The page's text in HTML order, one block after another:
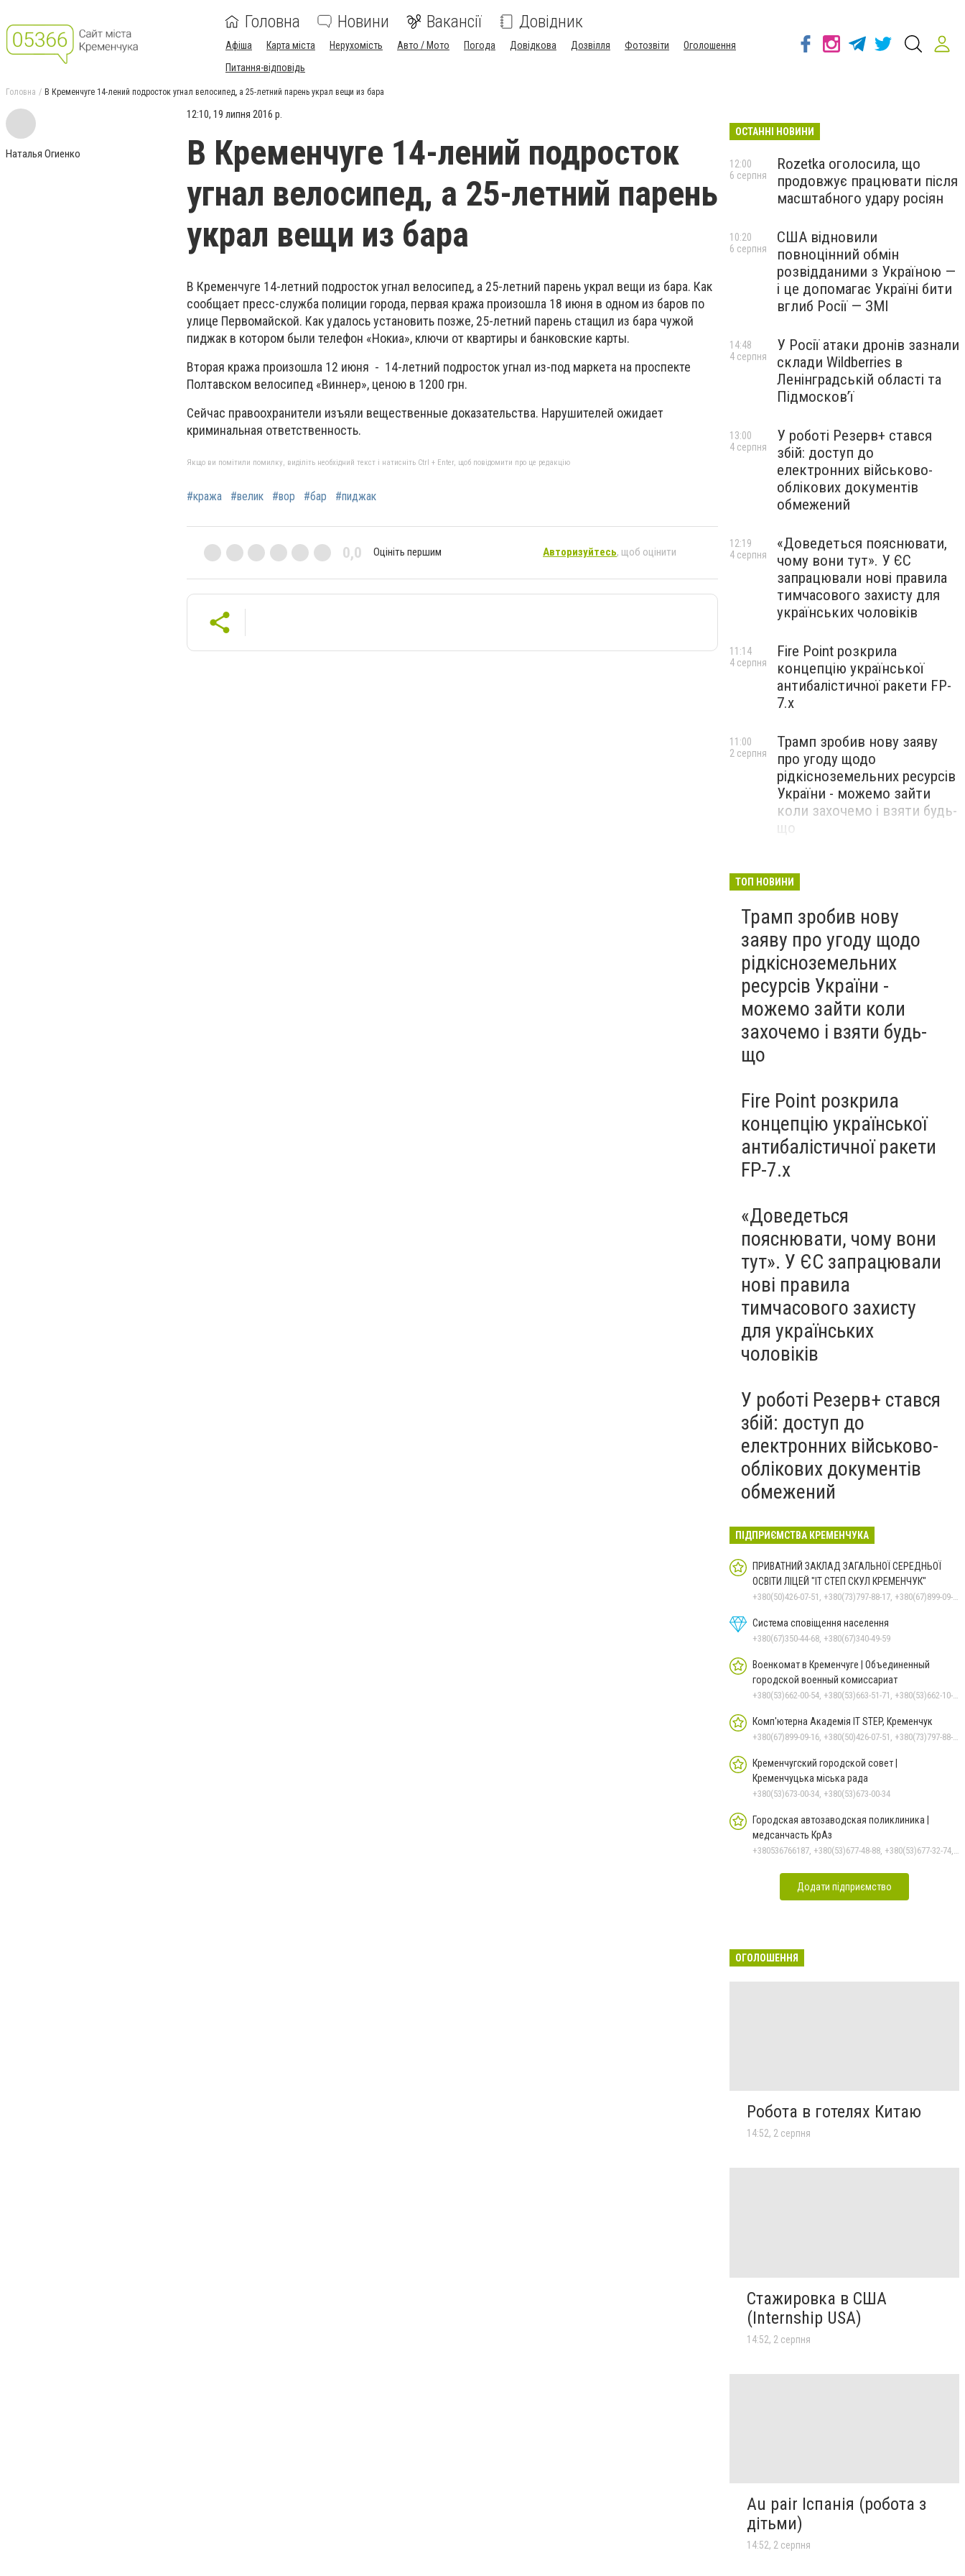
Головна Новини Вакансії Довідник
Афіша Карта міста Нерухомість Авто / Мото Погода Довідкова Дозвілля Фотозвіти
Оголошення
Питання-відповідь
Головна В Кременчуге 14-лений подросток угнал велосипед, а 25-летний парень украл вещи из бара
Наталья Огиенко
12:10, 19 липня 2016 р.
В Кременчуге 14-лений подросток
угнал велосипед, а 25-летний парень
украл вещи из бара
В Кременчуге 14-летний подросток угнал велосипед, а 25-летний парень украл вещи из бара. Как
сообщает пресс-служба полиции города, первая кража произошла 18 июня в одном из баров по
улице Первомайской. Как удалось установить позже, 25-летний парень стащил из бара чужой
пиджак в котором были телефон «Нокиа», ключи от квартиры и банковские карты.
Вторая кража произошла 12 июня - 14-летний подросток угнал из-под маркета на проспекте
Полтавском велосипед «Виннер», ценою в 1200 грн.
Сейчас правоохранители изъяли вещественные доказательства. Нарушителей ожидает
криминальная ответственность.
Якщо ви помітили помилку, виділіть необхідний текст і натисніть Ctrl + Enter, щоб повідомити про це редакцію
#кража #велик #вор #бар #пиджак
0,0 Оцініть першим Авторизуйтесь, щоб оцінити
ОСТАННІ НОВИНИ
Rozetka оголосила, що
продовжує працювати після
масштабного удару росіян
12:00
6 серпня
США відновили
повноцінний обмін
розвідданими з Україною —
і це допомагає Україні бити
вглиб Росії — ЗМІ
10:20
6 серпня
У Росії атаки дронів зазнали
склади Wildberries в
Ленінградській області та
Підмосков’ї
14:48
4 серпня
У роботі Резерв+ стався
збій: доступ до
електронних військово-
облікових документів
обмежений
13:00
4 серпня
«Доведеться пояснювати,
чому вони тут». У ЄС
запрацювали нові правила
тимчасового захисту для
українських чоловіків
12:19
4 серпня
Fire Point розкрила
концепцію української
антибалістичної ракети FP-
7.x
11:14
4 серпня
Трамп зробив нову заяву
про угоду щодо
рідкісноземельних ресурсів
України - можемо зайти
коли захочемо і взяти будь-
що
11:00
2 серпня
призов”: ДБР проводить
ТЦК по всій Україні
31 липня
ТОП НОВИНИ
Трамп зробив нову
заяву про угоду щодо
рідкісноземельних
ресурсів України -
можемо зайти коли
захочемо і взяти будь-
що
Fire Point розкрила
концепцію української
антибалістичної ракети
FP-7.x
«Доведеться
пояснювати, чому вони
тут». У ЄС запрацювали
нові правила
тимчасового захисту
для українських
чоловіків
У роботі Резерв+ стався
збій: доступ до
електронних військово-
облікових документів
обмежений
ПІДПРИЄМСТВА КРЕМЕНЧУКА
ПРИВАТНИЙ ЗАКЛАД ЗАГАЛЬНОЇ СЕРЕДНЬОЇ
ОСВІТИ ЛІЦЕЙ "ІТ СТЕП СКУЛ КРЕМЕНЧУК"
+380(50)426-07-51, +380(73)797-88-17, +380(67)899-09-16
Система сповіщення населення
+380(67)350-44-68, +380(67)340-49-59
Военкомат в Кременчуге | Объединенный
городской военный комиссариат
+380(53)662-00-54, +380(53)663-51-71, +380(53)662-10-35
Комп'ютерна Академія IT STEP, Кременчук
+380(67)899-09-16, +380(50)426-07-51, +380(73)797-88-17
Кременчугский городской совет |
Кременчуцька міська рада
+380(53)673-00-34, +380(53)673-00-34
Городская автозаводская поликлиника |
медсанчасть КрАз
+380536766187, +380(53)677-48-88, +380(53)677-32-74, +380(53)676-62-99
Додати підприємство
ОГОЛОШЕННЯ
Робота в готелях Китаю
14:52, 2 серпня
Стажировка в США
(Internship USA)
14:52, 2 серпня
Au pair Іспанія (робота з
дітьми)
14:52, 2 серпня